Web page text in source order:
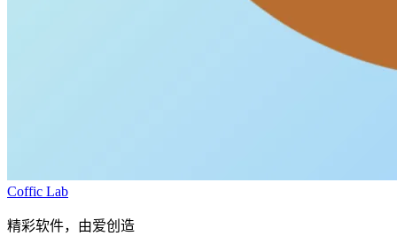
Coffic Lab
精彩软件，由爱创造